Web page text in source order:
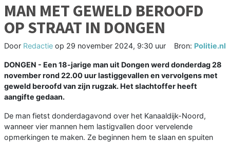
MAN MET GEWELD BEROOFD
OP STRAAT IN DONGEN
Door Redactie op 29 november 2024, 9:30 uur Bron: Politie.nl
DONGEN - Een 18-jarige man uit Dongen werd donderdag 28
november rond 22.00 uur lastiggevallen en vervolgens met
geweld beroofd van zijn rugzak. Het slachtoffer heeft
aangifte gedaan.
De man fietst donderdagavond over het Kanaaldijk-Noord,
wanneer vier mannen hem lastigvallen door vervelende
opmerkingen te maken. Ze beginnen hem te slaan en spuiten